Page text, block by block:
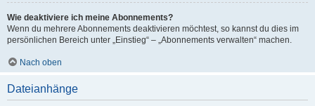
Wie deaktiviere ich meine Abonnements?
Wenn du mehrere Abonnements deaktivieren möchtest, so kannst du dies im
persönlichen Bereich unter „Einstieg“ – „Abonnements verwalten“ machen.
Nach oben
Dateianhänge